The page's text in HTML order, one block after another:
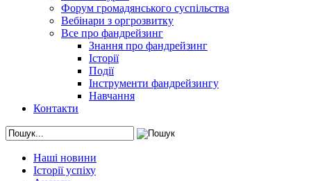
Форум громадянського суспільства
Вебінари з оргрозвитку
Все про фандрейзинг
Знання про фандрейзинг
Історії
Події
Інструменти фандрейзингу
Навчання
Контакти
Наші новини
Історії успіху